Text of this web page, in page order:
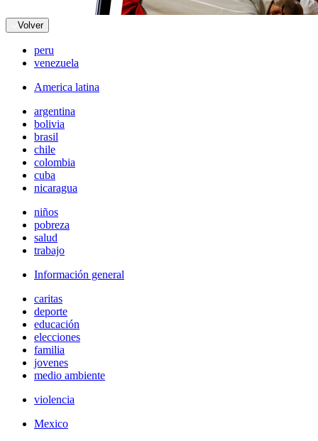
Volver
peru
venezuela
America latina
argentina
bolivia
brasil
chile
colombia
cuba
nicaragua
niños
pobreza
salud
trabajo
Información general
caritas
deporte
educación
elecciones
familia
jovenes
medio ambiente
violencia
Mexico